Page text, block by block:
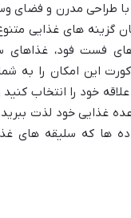
با طراحی مدرن و فضای
گزینه های غذایی
فست فود، غذاهای
این امکان را به
خود را انتخاب
غذایی خود لذت
ها که سلیقه های